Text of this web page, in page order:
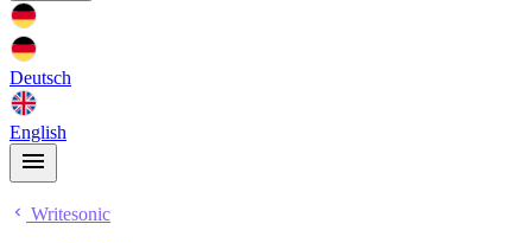
Deutsch
English
Writesonic